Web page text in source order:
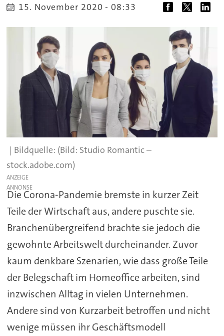
15. November 2020 - 08:33
(Bild: Studio Romantic –
stock.adobe.com)
ANZEIGE
Die Corona-Pandemie bremste in kurzer Zeit
Teile der Wirtschaft aus, andere puschte sie.
Branchenübergreifend brachte sie jedoch die
gewohnte Arbeitswelt durcheinander. Zuvor
kaum denkbare Szenarien, wie dass große Teile
der Belegschaft im Homeoffice arbeiten, sind
inzwischen Alltag in vielen Unternehmen.
Andere sind von Kurzarbeit betroffen und nicht
wenige müssen ihr Geschäftsmodell